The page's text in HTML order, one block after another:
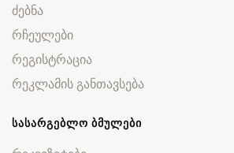
ძებნა
რჩეულები
რეგისტრაცია
რეკლამის განთავსება
ᲡᲐᲡᲐᲠᲒᲔᲑᲚᲝ ᲑᲛᲣᲚᲔᲑᲘ